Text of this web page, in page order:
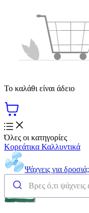
Το καλάθι είναι άδειο
Όλες οι κατηγορίες
Κορεάτικα Καλλυντικά
Ψάχνεις για δροσιά;